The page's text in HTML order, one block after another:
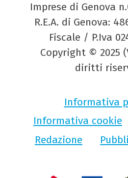
Imprese di Genova
R.E.A. di Genova:
Fiscale / P.Iva
Copyright © 2025
diritti
Informativa
Informativa cookie
Redazione